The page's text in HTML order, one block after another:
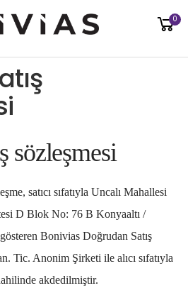
menu
0
sözleşmesi
satıcı sıfatıyla Uncalı Mahallesi
D Blok No: 76 B Konyaaltı /
Bonivias Doğrudan Satış
Tic. Anonim Şirketi ile alıcı sıfatıyla
akdedilmiştir.